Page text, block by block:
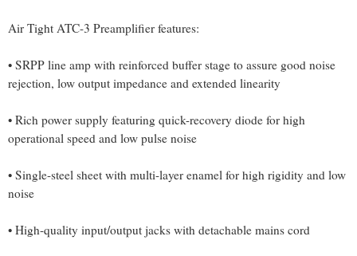
Air Tight ATC-3 Preamplifier features:
• SRPP line amp with reinforced buffer stage to assure good noise
rejection, low output impedance and extended linearity
• Rich power supply featuring quick-recovery diode for high
operational speed and low pulse noise
• Single-steel sheet with multi-layer enamel for high rigidity and low
noise
• High-quality input/output jacks with detachable mains cord